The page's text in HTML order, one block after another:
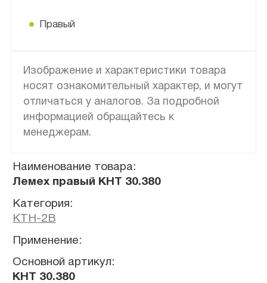
Правый
Изображение и характеристики товара
носят ознакомительный характер, и могут
отличаться у аналогов. За подробной
информацией обращайтесь к
менеджерам.
Наименование товара:
Лемех правый КНТ 30.380
Категория:
КТН-2В
Применение:
Основной артикул:
КНТ 30.380